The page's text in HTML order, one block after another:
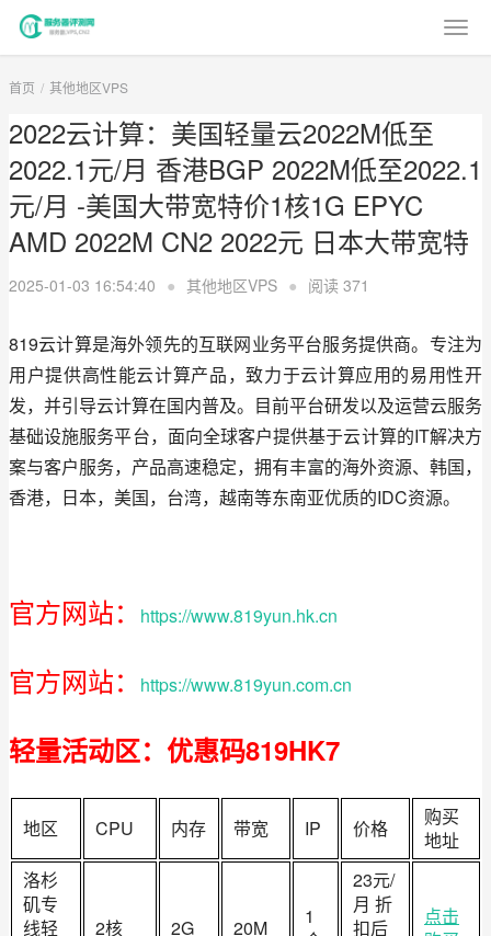
首页 其他地区VPS
2022云计算：美国轻量云2022M低至
2022.1元/月 香港BGP 2022M低至2022.1
元/月 -美国大带宽特价1核1G EPYC
AMD 2022M CN2 2022元 日本大带宽特
2025-01-03 16:54:40 ● 其他地区VPS ● 阅读 371
819云计算是海外领先的互联网业务平台服务提供商。专注为
用户提供高性能云计算产品，致力于云计算应用的易用性开
发，并引导云计算在国内普及。目前平台研发以及运营云服务
基础设施服务平台，面向全球客户提供基于云计算的IT解决方
案与客户服务，产品高速稳定，拥有丰富的海外资源、韩国，
香港，日本，美国，台湾，越南等东南亚优质的IDC资源。
官方网站： https://www.819yun.hk.cn
官方网站： https://www.819yun.com.cn
轻量活动区：优惠码819HK7
地区 CPU 内存 带宽 IP 价格
购买
地址
洛杉
矶专
线轻
2核 2G 20M
1
23元/
月 折
扣后
点击